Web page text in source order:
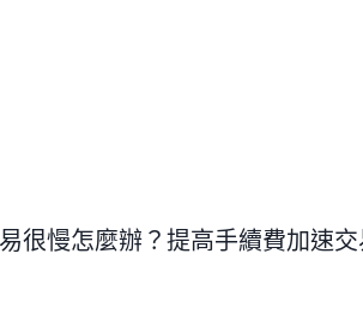
很慢怎麼辦？提高手續費加速